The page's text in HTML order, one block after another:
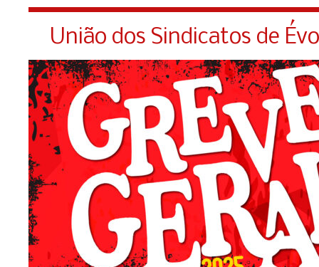
União dos Sindicatos de